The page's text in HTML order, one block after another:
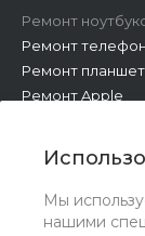
Мы
нашими
Ремонт
Ремонт
Ремонт
Ремонт Apple